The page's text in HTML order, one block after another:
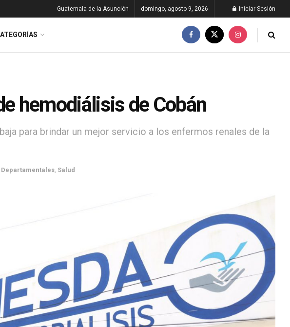
Guatemala de la Asunción domingo, agosto 9, 2026 Iniciar Sesión
hemodiálisis de Cobán
para brindar un mejor servicio a los enfermos renales de la
Departamentales Salud